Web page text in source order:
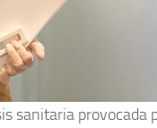
sanitaria provocada